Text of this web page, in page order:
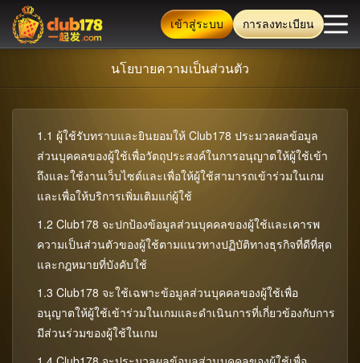
เข้าสู่ระบบ การลงทะเบียน
บ้าน
คาสิโน สด
สล็อต
ตรวจสอบข้อมูลล่าสุด: เล่น
นโยบายความเป็นส่วนตัว
1.1 ผู้ใช้รับทราบและยินยอมให้ Club178 ประมวลผลข้อมูล
ส่วนบุคคลของผู้ใช้เพื่อวัตถุประสงค์ในการอนุญาตให้ผู้ใช้เข้า
ถึงและใช้งานเว็บไซต์และเพื่อให้ผู้ใช้สามารถเข้าร่วมในเกม
และเพื่อให้บริการเพิ่มเติมแก่ผู้ใช้
1.2 Club178 จะปกป้องข้อมูลส่วนบุคคลของผู้ใช้และเคารพ
ความเป็นส่วนตัวของผู้ใช้ตามแนวทางปฏิบัติทางธุรกิจที่ดีที่สุด
และกฎหมายที่บังคับใช้
1.3 Club178 จะใช้เฉพาะข้อมูลส่วนบุคคลของผู้ใช้เพื่อ
อนุญาตให้ผู้ใช้เข้าร่วมในเกมและดำเนินการที่เกี่ยวข้องกับการ
มีส่วนร่วมของผู้ใช้ในเกม